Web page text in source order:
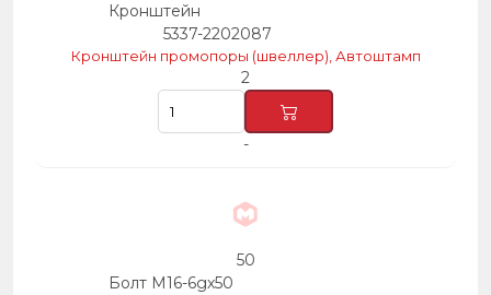
Кронштейн
5337-2202087
Кронштейн промопоры (швеллер), Автоштамп
2
-
50
Болт М16-6gх50